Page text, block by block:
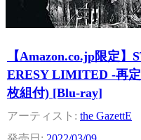
【Amazon.co.jp限定
ERESY LIMITED -再
枚組付) [Blu-ray]
the GazettE